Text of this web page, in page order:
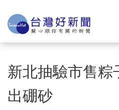
新北抽驗市售
出硼砂